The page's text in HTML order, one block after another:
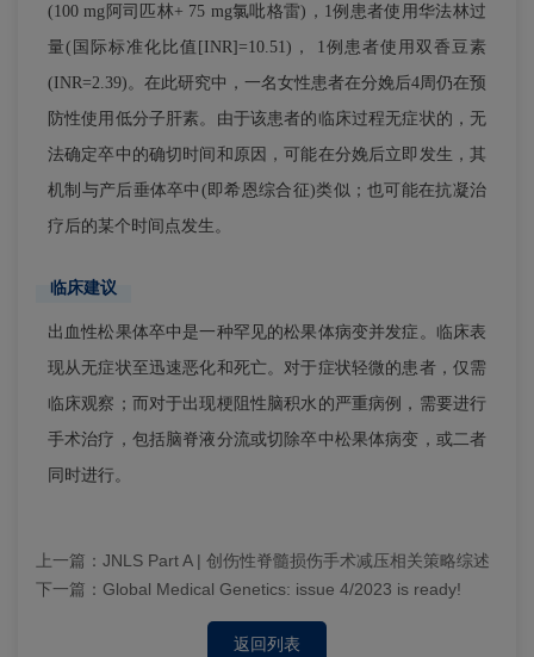
(100 mg阿司匹林+ 75 mg氯吡格雷)，1例患者使用华法林过
量(国际标准化比值[INR]=10.51)， 1例患者使用双香豆素
(INR=2.39)。在此研究中，一名女性患者在分娩后4周仍在预
防性使用低分子肝素。由于该患者的临床过程无症状的，无
法确定卒中的确切时间和原因，可能在分娩后立即发生，其
机制与产后垂体卒中(即希恩综合征)类似；也可能在抗凝治
疗后的某个时间点发生。
临床建议
出血性松果体卒中是一种罕见的松果体病变并发症。临床表
现从无症状至迅速恶化和死亡。对于症状轻微的患者，仅需
临床观察；而对于出现梗阻性脑积水的严重病例，需要进行
手术治疗，包括脑脊液分流或切除卒中松果体病变，或二者
同时进行。
上一篇： JNLS Part A | 创伤性脊髓损伤手术减压相关策略综述
下一篇： Global Medical Genetics: issue 4/2023 is ready!
返回列表